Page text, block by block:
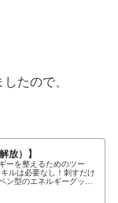
たので、
放）】
ーを整えるためのツー
ルは必要なし！刺すだけ
ン型のエネルギーグッ